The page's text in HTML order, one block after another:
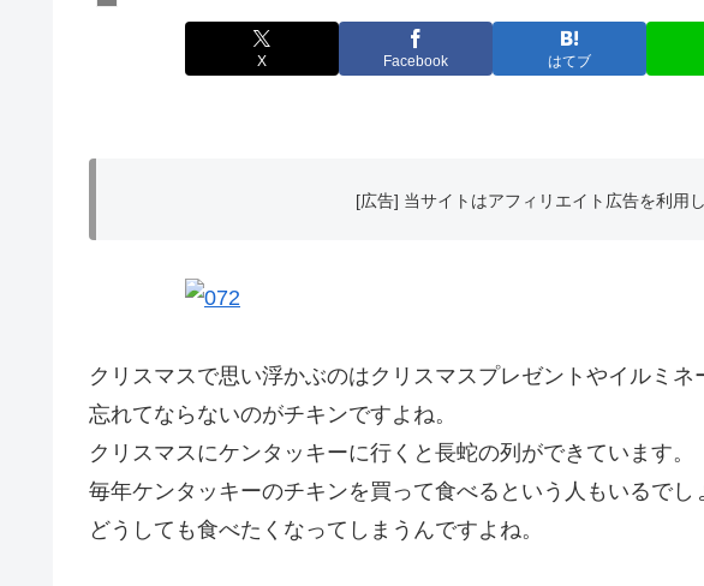
X Facebook はてブ
[広告] 当サイトはアフィリエイト広告を利用し
クリスマスで思い浮かぶのはクリスマスプレゼントやイルミネ
忘れてならないのがチキンですよね。
クリスマスにケンタッキーに行くと長蛇の列ができています。
毎年ケンタッキーのチキンを買って食べるという人もいるでし
どうしても食べたくなってしまうんですよね。